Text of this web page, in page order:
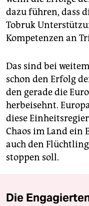
dazu führen, dass
Tobruk
Kompetenzen an
Das sind bei
schon den Erfolg
den gerade die
herbeisehnt.
diese
Chaos im Land ein
auch den
stoppen soll.
Die